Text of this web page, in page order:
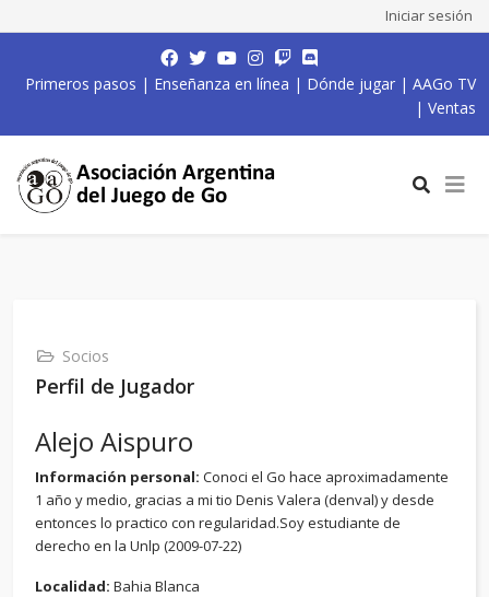
Iniciar sesión
Primeros pasos | Enseñanza en línea | Dónde jugar | AAGo TV
| Ventas
Socios
Perfil de Jugador
Alejo Aispuro
Información personal: Conoci el Go hace aproximadamente
1 año y medio, gracias a mi tio Denis Valera (denval) y desde
entonces lo practico con regularidad.Soy estudiante de
derecho en la Unlp (2009-07-22)
Localidad: Bahia Blanca